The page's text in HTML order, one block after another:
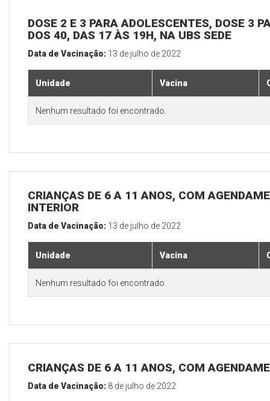
DOSE 2 E 3 PARA ADOLESCENTES, DOSE 3
DOS 40, DAS 17 ÀS 19H, NA UBS SEDE
Data de Vacinação: 13 de julho de 2022
Unidade Vacina
Nenhum resultado foi encontrado.
CRIANÇAS DE 6 A 11 ANOS, COM
INTERIOR
Data de Vacinação: 13 de julho de 2022
Unidade Vacina
Nenhum resultado foi encontrado.
CRIANÇAS DE 6 A 11 ANOS, COM
Data de Vacinação: 8 de julho de 2022